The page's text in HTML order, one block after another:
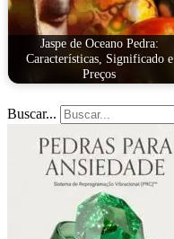
Jaspe de Oceano Pedra:
Características, Significado e
Preços
Buscar...